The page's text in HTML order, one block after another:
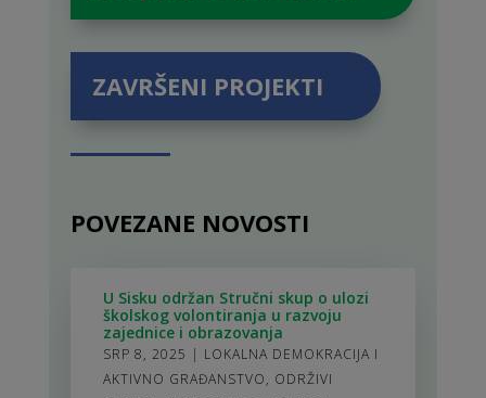
ZAVRŠENI PROJEKTI
POVEZANE NOVOSTI
U Sisku održan Stručni skup o ulozi
školskog volontiranja u razvoju
zajednice i obrazovanja
SRP 8, 2025 | LOKALNA DEMOKRACIJA I
AKTIVNO GRAĐANSTVO, ODRŽIVI